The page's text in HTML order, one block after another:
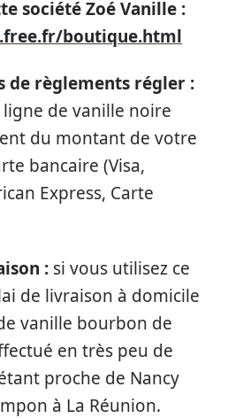
société Zoé Vanille :
boutique.html
de règlements régler :
de vanille noire
du montant de votre
bancaire (Visa,
Express, Carte
: si vous utilisez ce
de livraison à domicile
vanille bourbon de
en très peu de
proche de Nancy
à La Réunion.